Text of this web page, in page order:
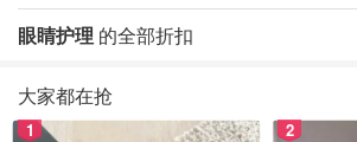
眼睛护理 的全部折扣
大家都在抢
1 2